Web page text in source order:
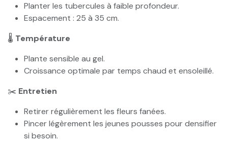
Planter les tubercules à faible profondeur.
Espacement : 25 à 35 cm.
🌡️ Température
Plante sensible au gel.
Croissance optimale par temps chaud et ensoleillé.
✂️ Entretien
Retirer régulièrement les fleurs fanées.
Pincer légèrement les jeunes pousses pour densifier
si besoin.